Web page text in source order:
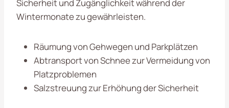
Sicherheit und Zugänglichkeit während der
Wintermonate zu gewährleisten.
Räumung von Gehwegen und Parkplätzen
Abtransport von Schnee zur Vermeidung von
Platzproblemen
Salzstreuung zur Erhöhung der Sicherheit